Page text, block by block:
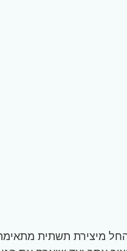
החל מיצירת תשתית